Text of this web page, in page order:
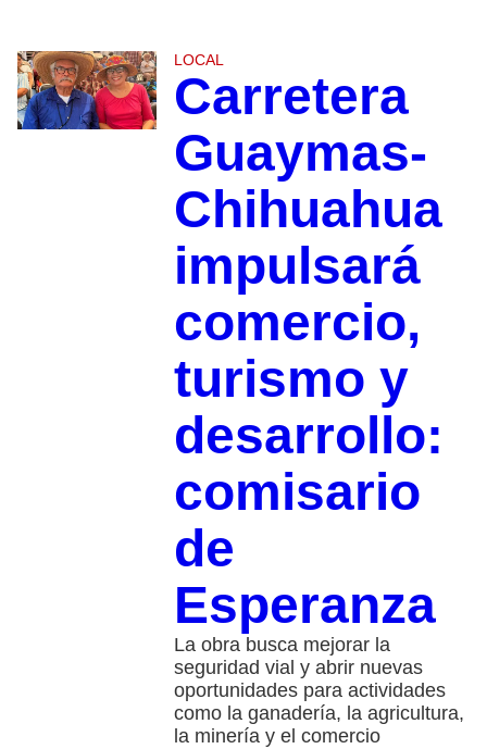
LOCAL
Carretera
Guaymas-
Chihuahua
impulsará
comercio,
turismo y
desarrollo:
comisario
de
Esperanza
La obra busca mejorar la
seguridad vial y abrir nuevas
oportunidades para actividades
como la ganadería, la agricultura,
la minería y el comercio